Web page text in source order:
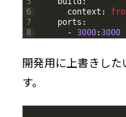
6
7
8
context :
ports :
- 3000:3000
開発用に上書きし
す。